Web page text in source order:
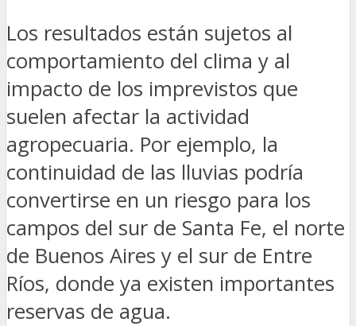
Los resultados están sujetos al
comportamiento del clima y al
impacto de los imprevistos que
suelen afectar la actividad
agropecuaria. Por ejemplo, la
continuidad de las lluvias podría
convertirse en un riesgo para los
campos del sur de Santa Fe, el norte
de Buenos Aires y el sur de Entre
Ríos, donde ya existen importantes
reservas de agua.